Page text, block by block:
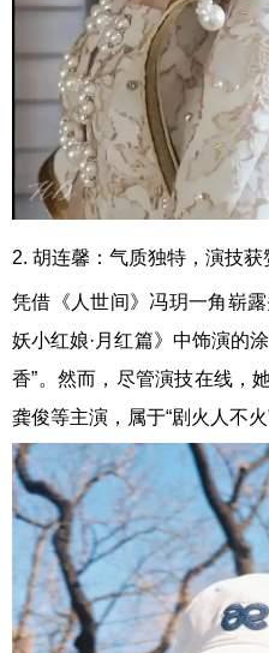
2. 胡连馨：气质独特，演技
凭借《人世间》冯玥一角崭
妖小红娘·月红篇》中饰演的
香”。然而，尽管演技在线，
龚俊等主演，属于“剧火人不火